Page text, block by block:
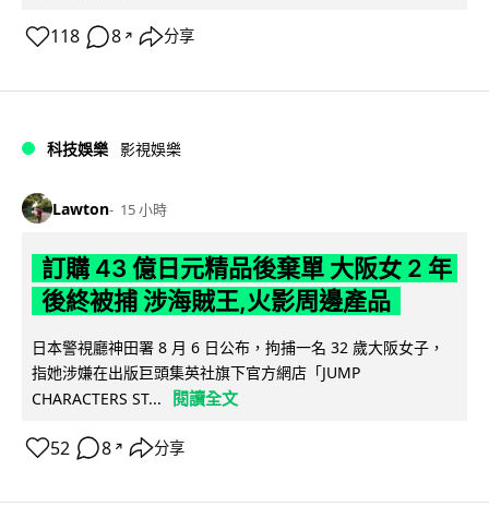
118 8 ↗ 分享
科技娛樂 影視娛樂
Lawton 15 小時
訂購 43 億日元精品後棄單 大阪女 2 年
後終被捕 涉海賊王,火影周邊產品
日本警視廳神田署 8 月 6 日公布，拘捕一名 32 歲大阪女子，
指她涉嫌在出版巨頭集英社旗下官方網店「JUMP
CHARACTERS ST...
閱讀全文
52 8 ↗ 分享